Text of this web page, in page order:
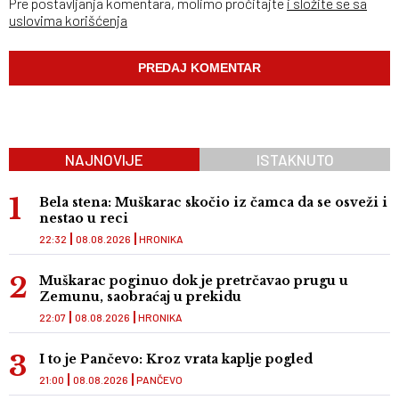
uslovima korišćenja
NAJNOVIJE ISTAKNUTO
Bela stena: Muškarac skočio iz čamca da se osveži i
nestao u reci
HRONIKA
22:32 08.08.2026
Muškarac poginuo dok je pretrčavao prugu u
Zemunu, saobraćaj u prekidu
HRONIKA
22:07 08.08.2026
I to je Pančevo: Kroz vrata kaplje pogled
PANČEVO
21:00 08.08.2026